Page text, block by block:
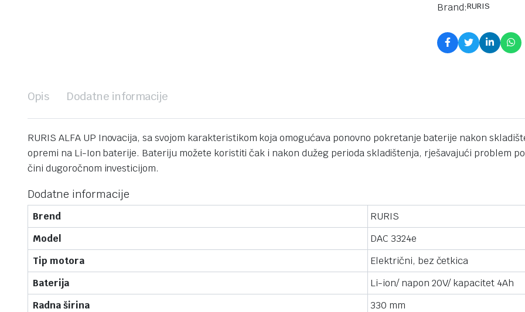
Brand:RURIS
Opis Dodatne informacije
RURIS ALFA UP Inovacija, sa svojom karakteristikom koja omogućava ponovno pokretanje baterije nakon
opremi na Li-Ion baterije. Bateriju možete koristiti čak i nakon dužeg perioda skladištenja, rješavajući problem
čini dugoročnom investicijom.
Dodatne informacije
Brend
RURIS
Model
DAC 3324e
Tip motora
Električni, bez četkica
Baterija
Li-ion/ napon 20V/ kapacitet 4Ah
Radna širina
330 mm